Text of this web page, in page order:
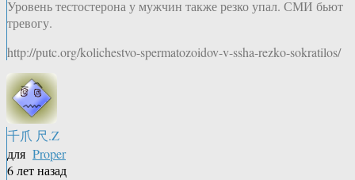
Уровень тестостерона у мужчин также резко упал. СМИ бьют
тревогу.
http://putc.org/kolichestvo-spermatozoidov-v-ssha-rezko-sokratilos/
千爪 尺.Z
для Proper
6 лет назад